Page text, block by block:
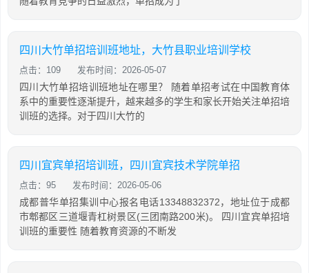
四川大竹单招培训班地址，大竹县职业培训学校
点击：109 发布时间：2026-05-07
四川大竹单招培训班地址在哪里？ 随着单招考试在中国教育体
系中的重要性逐渐提升，越来越多的学生和家长开始关注单招培
训班的选择。对于四川大竹的
四川宜宾单招培训班，四川宜宾技术学院单招
点击：95 发布时间：2026-05-06
成都普华单招集训中心报名电话13348832372，地址位于成都
市郫都区三道堰青杠树景区(三团南路200米)。 四川宜宾单招培
训班的重要性 随着教育资源的不断发